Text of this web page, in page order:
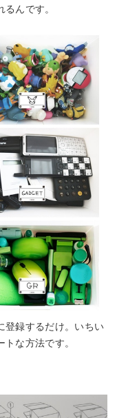
んです。
登録するだけ。いちい
な方法です。